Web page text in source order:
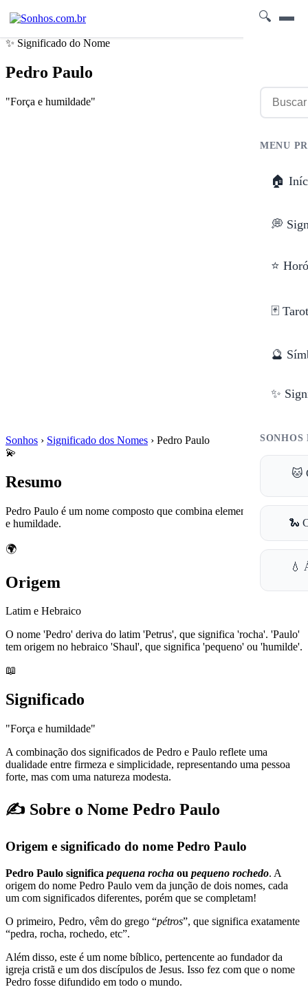
🔍
MENU
🏠
💭
⭐
🃏
🔮
✨
SONHOS
🐱
🐍
💧
✨ Significado do Nome
Pedro Paulo
"Força e humildade"
Sonhos › Significado dos Nomes › Pedro Paulo
💫
Resumo
Pedro Paulo é um nome composto que combina elementos de força
e humildade.
🌍
Origem
Latim e Hebraico
O nome 'Pedro' deriva do latim 'Petrus', que significa 'rocha'. 'Paulo'
tem origem no hebraico 'Shaul', que significa 'pequeno' ou 'humilde'.
📖
Significado
"Força e humildade"
A combinação dos significados de Pedro e Paulo reflete uma
dualidade entre firmeza e simplicidade, representando uma pessoa
forte, mas com uma natureza modesta.
✍️ Sobre o Nome Pedro Paulo
Origem e significado do nome Pedro Paulo
Pedro Paulo significa pequena rocha ou pequeno rochedo. A
origem do nome Pedro Paulo vem da junção de dois nomes, cada
um com significados diferentes, porém que se completam!
O primeiro, Pedro, vêm do grego “pétros”, que significa exatamente
“pedra, rocha, rochedo, etc”.
Além disso, este é um nome bíblico, pertencente ao fundador da
igreja cristã e um dos discípulos de Jesus. Isso fez com que o nome
Pedro fosse difundido em todo o mundo.